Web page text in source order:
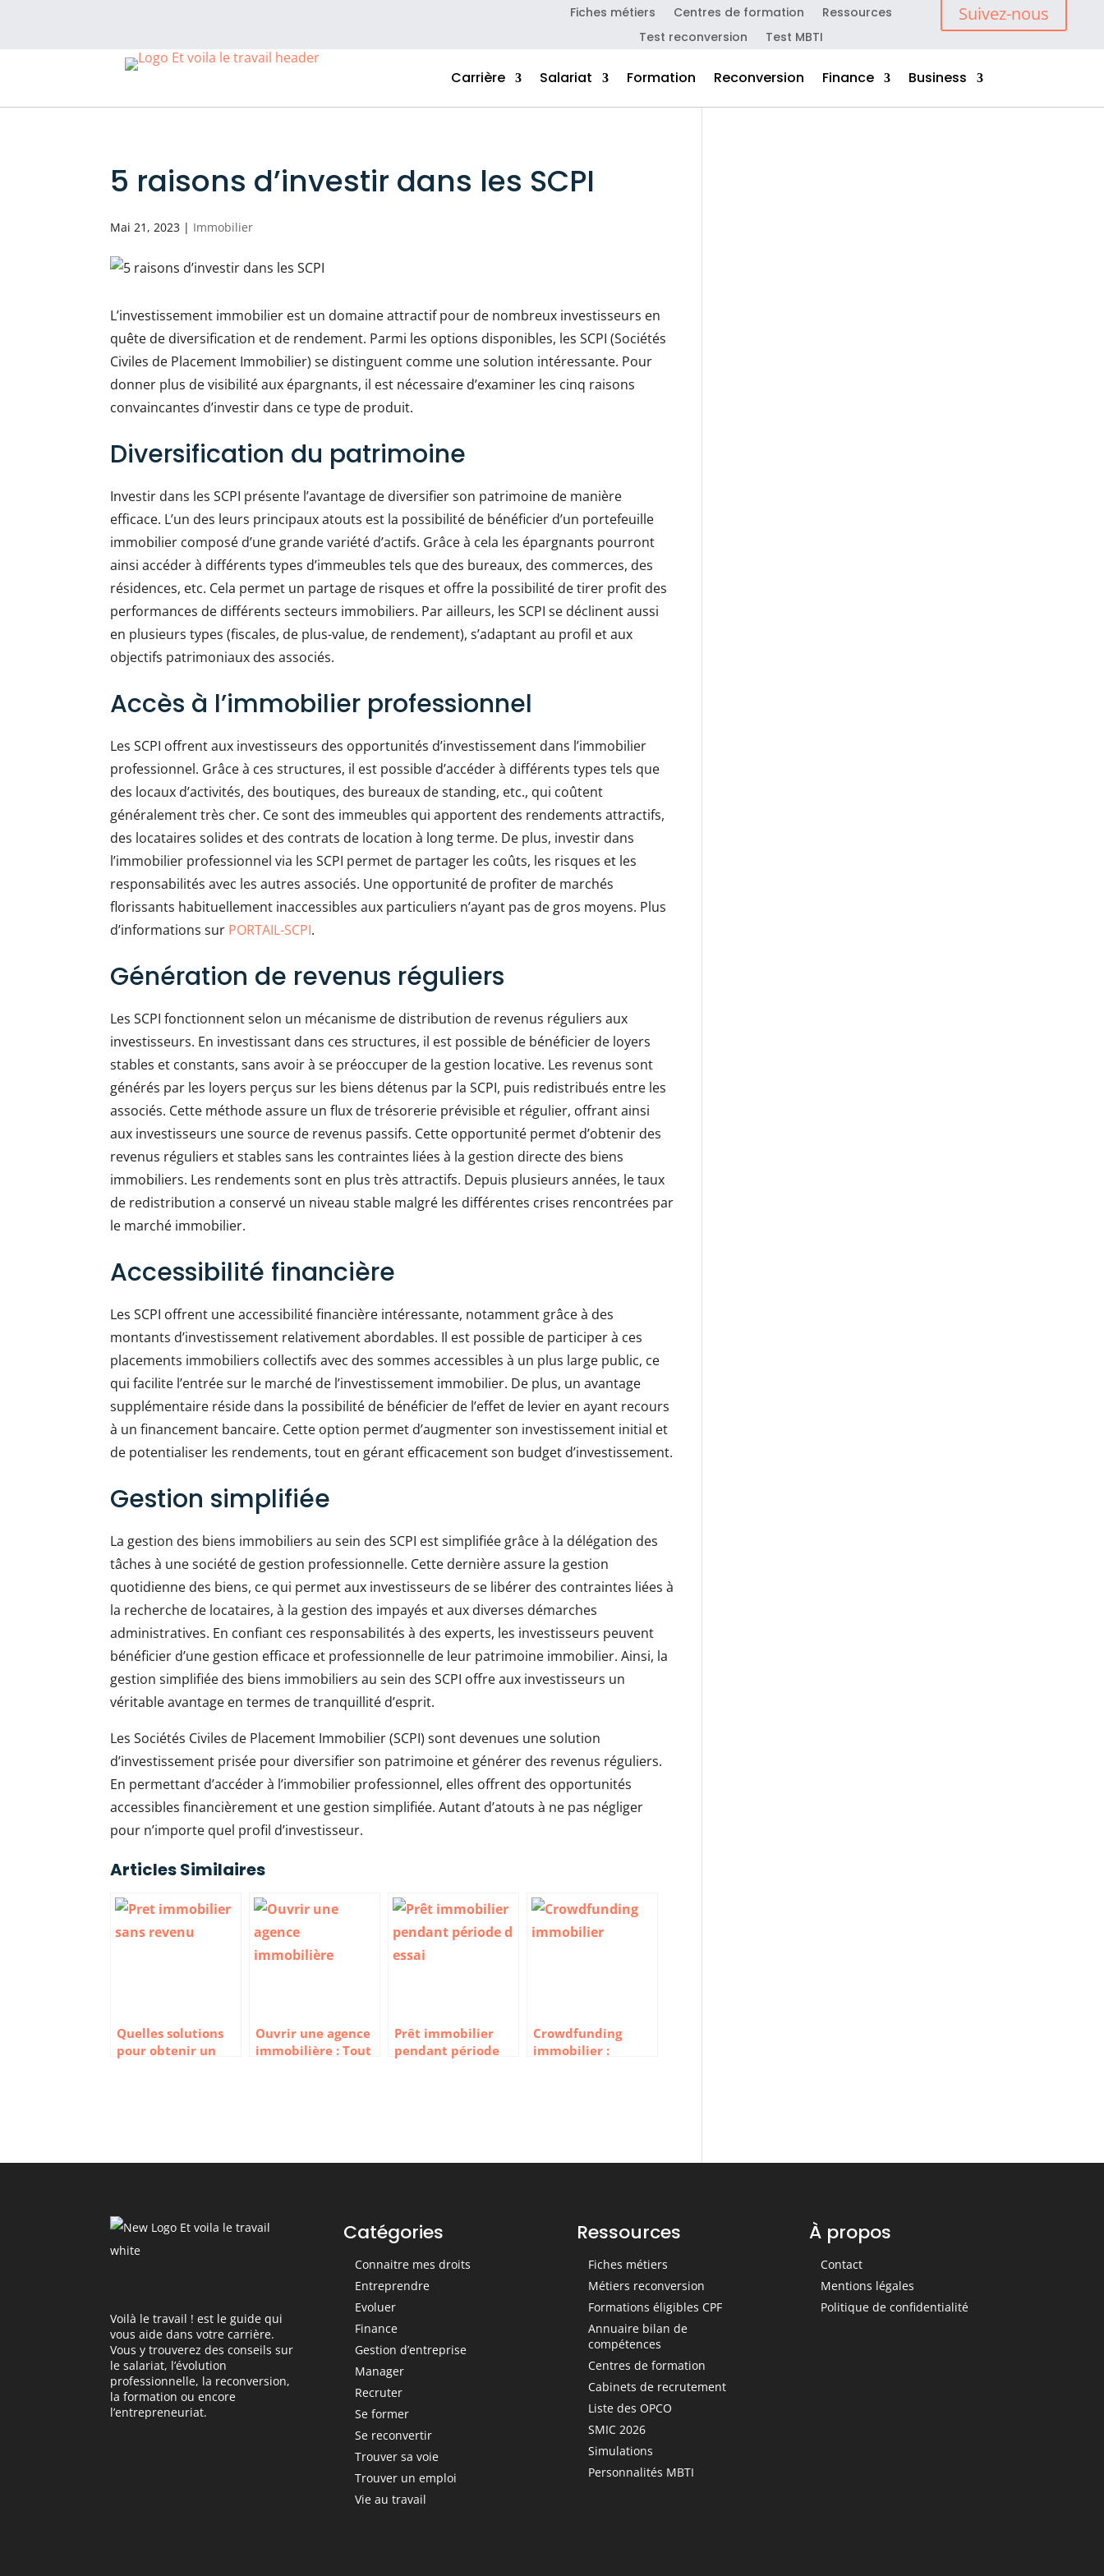
Fiches métiers Centres de formation
Ressources
Test reconversion
Test MBTI
Suivez-nous
Carrière Salariat Formation Reconversion Finance Business
5 raisons d’investir dans les SCPI
Mai 21, 2023 | Immobilier
L’investissement immobilier est un domaine attractif pour de nombreux investisseurs en
quête de diversification et de rendement. Parmi les options disponibles, les SCPI (Sociétés
Civiles de Placement Immobilier) se distinguent comme une solution intéressante. Pour
donner plus de visibilité aux épargnants, il est nécessaire d’examiner les cinq raisons
convaincantes d’investir dans ce type de produit.
Diversification du patrimoine
Investir dans les SCPI présente l’avantage de diversifier son patrimoine de manière
efficace. L’un des leurs principaux atouts est la possibilité de bénéficier d’un portefeuille
immobilier composé d’une grande variété d’actifs. Grâce à cela les épargnants pourront
ainsi accéder à différents types d’immeubles tels que des bureaux, des commerces, des
résidences, etc. Cela permet un partage de risques et offre la possibilité de tirer profit des
performances de différents secteurs immobiliers. Par ailleurs, les SCPI se déclinent aussi
en plusieurs types (fiscales, de plus-value, de rendement), s’adaptant au profil et aux
objectifs patrimoniaux des associés.
Accès à l’immobilier professionnel
Les SCPI offrent aux investisseurs des opportunités d’investissement dans l’immobilier
professionnel. Grâce à ces structures, il est possible d’accéder à différents types tels que
des locaux d’activités, des boutiques, des bureaux de standing, etc., qui coûtent
généralement très cher. Ce sont des immeubles qui apportent des rendements attractifs,
des locataires solides et des contrats de location à long terme. De plus, investir dans
l’immobilier professionnel via les SCPI permet de partager les coûts, les risques et les
responsabilités avec les autres associés. Une opportunité de profiter de marchés
florissants habituellement inaccessibles aux particuliers n’ayant pas de gros moyens. Plus
d’informations sur PORTAIL-SCPI.
Génération de revenus réguliers
Les SCPI fonctionnent selon un mécanisme de distribution de revenus réguliers aux
investisseurs. En investissant dans ces structures, il est possible de bénéficier de loyers
stables et constants, sans avoir à se préoccuper de la gestion locative. Les revenus sont
générés par les loyers perçus sur les biens détenus par la SCPI, puis redistribués entre les
associés. Cette méthode assure un flux de trésorerie prévisible et régulier, offrant ainsi
aux investisseurs une source de revenus passifs. Cette opportunité permet d’obtenir des
revenus réguliers et stables sans les contraintes liées à la gestion directe des biens
immobiliers. Les rendements sont en plus très attractifs. Depuis plusieurs années, le taux
de redistribution a conservé un niveau stable malgré les différentes crises rencontrées par
le marché immobilier.
Accessibilité financière
Les SCPI offrent une accessibilité financière intéressante, notamment grâce à des
montants d’investissement relativement abordables. Il est possible de participer à ces
placements immobiliers collectifs avec des sommes accessibles à un plus large public, ce
qui facilite l’entrée sur le marché de l’investissement immobilier. De plus, un avantage
supplémentaire réside dans la possibilité de bénéficier de l’effet de levier en ayant recours
à un financement bancaire. Cette option permet d’augmenter son investissement initial et
de potentialiser les rendements, tout en gérant efficacement son budget d’investissement.
Gestion simplifiée
La gestion des biens immobiliers au sein des SCPI est simplifiée grâce à la délégation des
tâches à une société de gestion professionnelle. Cette dernière assure la gestion
quotidienne des biens, ce qui permet aux investisseurs de se libérer des contraintes liées à
la recherche de locataires, à la gestion des impayés et aux diverses démarches
administratives. En confiant ces responsabilités à des experts, les investisseurs peuvent
bénéficier d’une gestion efficace et professionnelle de leur patrimoine immobilier. Ainsi, la
gestion simplifiée des biens immobiliers au sein des SCPI offre aux investisseurs un
véritable avantage en termes de tranquillité d’esprit.
Les Sociétés Civiles de Placement Immobilier (SCPI) sont devenues une solution
d’investissement prisée pour diversifier son patrimoine et générer des revenus réguliers.
En permettant d’accéder à l’immobilier professionnel, elles offrent des opportunités
accessibles financièrement et une gestion simplifiée. Autant d’atouts à ne pas négliger
pour n’importe quel profil d’investisseur.
Articles Similaires
Quelles solutions
pour obtenir un
Ouvrir une agence
immobilière : Tout
Prêt immobilier
pendant période
Crowdfunding
immobilier :
Voilà le travail ! est le guide qui
vous aide dans votre carrière.
Vous y trouverez des conseils sur
le salariat, l’évolution
professionnelle, la reconversion,
la formation ou encore
l’entrepreneuriat.
Catégories
Connaitre mes droits
Entreprendre
Evoluer
Finance
Gestion d’entreprise
Manager
Recruter
Se former
Se reconvertir
Trouver sa voie
Trouver un emploi
Vie au travail
Ressources
Fiches métiers
Métiers reconversion
Formations éligibles CPF
Annuaire bilan de
compétences
Centres de formation
Cabinets de recrutement
Liste des OPCO
SMIC 2026
Simulations
Personnalités MBTI
À propos
Contact
Mentions légales
Politique de confidentialité